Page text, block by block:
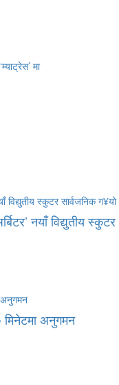
नयाँ विद्युतीय स्कुटर
मिनेटमा अनुगमन